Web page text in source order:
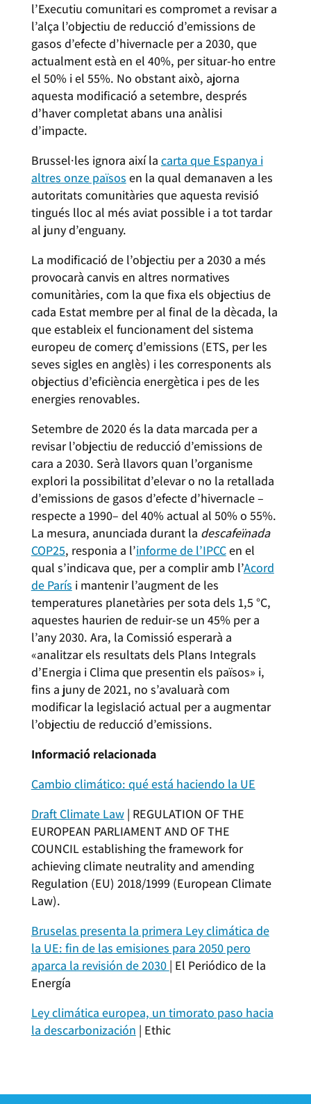
l’Executiu comunitari es compromet a revisar a
l’alça l’objectiu de reducció d’emissions de
gasos d’efecte d’hivernacle per a 2030, que
actualment està en el 40%, per situar-ho entre
el 50% i el 55%. No obstant això, ajorna
aquesta modificació a setembre, després
d’haver completat abans una anàlisi
d’impacte.
Brussel·les ignora així la carta que Espanya i
altres onze països en la qual demanaven a les
autoritats comunitàries que aquesta revisió
tingués lloc al més aviat possible i a tot tardar
al juny d’enguany.
La modificació de l’objectiu per a 2030 a més
provocarà canvis en altres normatives
comunitàries, com la que fixa els objectius de
cada Estat membre per al final de la dècada, la
que estableix el funcionament del sistema
europeu de comerç d’emissions (ETS, per les
seves sigles en anglès) i les corresponents als
objectius d’eficiència energètica i pes de les
energies renovables.
Setembre de 2020 és la data marcada per a
revisar l’objectiu de reducció d’emissions de
cara a 2030. Serà llavors quan l’organisme
explori la possibilitat d’elevar o no la retallada
d’emissions de gasos d’efecte d’hivernacle –
respecte a 1990– del 40% actual al 50% o 55%.
La mesura, anunciada durant la descafeïnada
COP25, responia a l’informe de l’IPCCen el
qual s’indicava que, per a complir amb l’Acord
de París i mantenir l’augment de les
temperatures planetàries per sota dels 1,5 °C,
aquestes haurien de reduir-se un 45% per a
l’any 2030. Ara, la Comissió esperarà a
«analitzar els resultats dels Plans Integrals
d’Energia i Clima que presentin els països» i,
fins a juny de 2021, no s’avaluarà com
modificar la legislació actual per a augmentar
l’objectiu de reducció d’emissions.
Informació relacionada
Cambio climático: qué está haciendo la UE
Draft Climate Law| REGULATION OF THE
EUROPEAN PARLIAMENT AND OF THE
COUNCIL establishing the framework for
achieving climate neutrality and amending
Regulation (EU) 2018/1999 (European Climate
Law).
Anafilmeporno
Bruselas presenta la primera Ley climática de
la UE: fin de las emisiones para 2050 pero
aparca la revisión de 2030 | El Periódico de la
Energía
Ley climática europea, un timorato paso hacia
la descarbonización | Ethic